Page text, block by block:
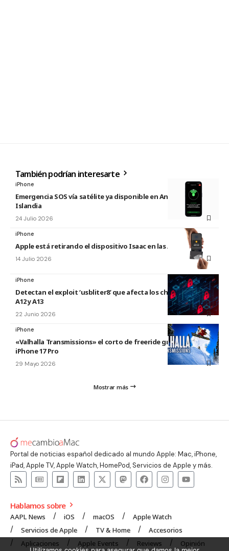
También podrían interesarte
iPhone
Emergencia SOS vía satélite ya disponible en Andorra e
Islandia
24 Julio 2026
iPhone
Apple está retirando el dispositivo Isaac en las Apple Store
14 Julio 2026
iPhone
Detectan el exploit ‘usbliter8’ que afecta los chips de Apple
A12 y A13
22 Junio 2026
iPhone
«Valhalla Transmissions» el corto de freeride grabado con el
iPhone 17 Pro
29 Mayo 2026
Mostrar más
Portal de noticias español dedicado al mundo Apple: Mac, iPhone,
iPad, Apple TV, Apple Watch, HomePod, Servicios de Apple y más.
Hablamos sobre
AAPL News iOS macOS
Apple Watch
Servicios de Apple
TV & Home
Accesorios
Aplicaciones
Apple Events Reviews Opinión